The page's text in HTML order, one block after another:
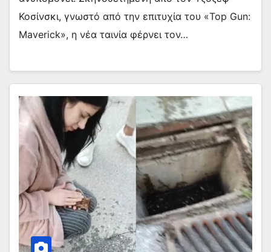
Κοσίνσκι, γνωστό από την επιτυχία του «Top Gun:
Maverick», η νέα ταινία φέρνει τον…